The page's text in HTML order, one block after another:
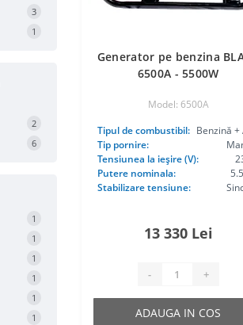
3
1
2
6
1
1
1
1
1
1
Generator pe benzina
6500A - 5500W
Model: 6500A
Tipul de combustibil: Benzină +
Tip pornire:
Tensiunea la ieşire (V):
Putere nominala:
Stabilizare tensiune:
13 330 Lei
- +
ADAUGA IN COS